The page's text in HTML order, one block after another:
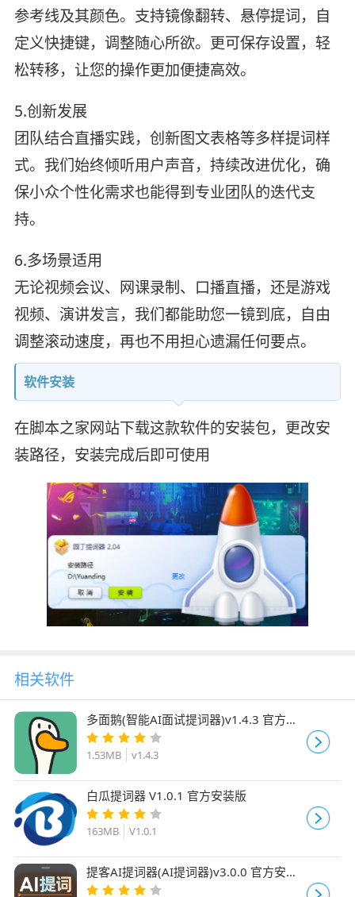
参考线及其颜色。支持镜像翻转、悬停提词，自
定义快捷键，调整随心所欲。更可保存设置，轻
松转移，让您的操作更加便捷高效。
5.创新发展
团队结合直播实践，创新图文表格等多样提词样
式。我们始终倾听用户声音，持续改进优化，确
保小众个性化需求也能得到专业团队的迭代支
持。
6.多场景适用
无论视频会议、网课录制、口播直播，还是游戏
视频、演讲发言，我们都能助您一镜到底，自由
调整滚动速度，再也不用担心遗漏任何要点。
软件安装
在脚本之家网站下载这款软件的安装包，更改安
装路径，安装完成后即可使用
相关软件
多面鹅(智能AI面试提词器)v1.4.3 官方安
装版
1.53MB v1.4.3
白瓜提词器 V1.0.1 官方安装版
163MB V1.0.1
提客AI提词器(AI提词器)v3.0.0 官方安装
版